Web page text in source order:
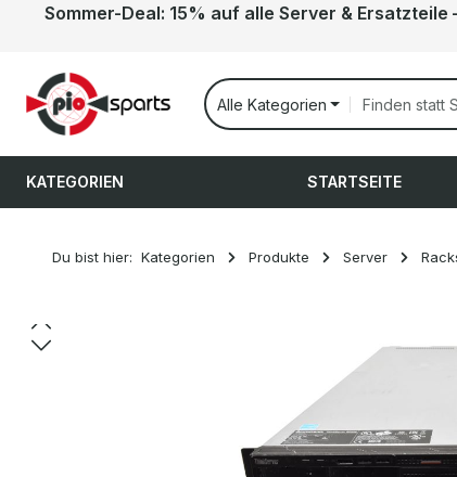
Hauptinhalt springen
Zur Suche springen
Zur Hauptnavigation springen
Sommer-Deal: 15% auf alle Server &
Alle Kategorien
KATEGORIEN STARTSEITE
Du bist hier: Kategorien Produkte Server
Bildergalerie überspringen